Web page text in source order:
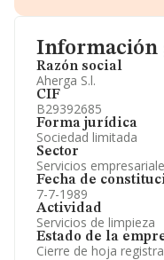
Información
Razón social
Aherga S.l.
CIF
B29392685
Forma jurídica
Sociedad limitada
Sector
Servicios
Fecha de
7-7-1989
Actividad
Servicios de limpieza
Estado de la
Cierre de hoja
Información